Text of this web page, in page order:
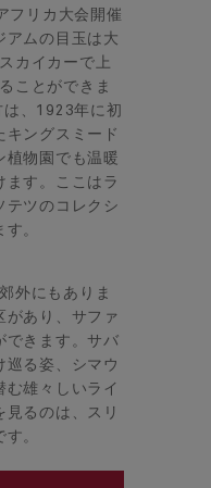
フリカ大会開催
アムの目玉は大
カイカーで上
ことができま
、1923年に初
キングスミード
植物園でも温暖
ます。ここはラ
テツのコレクシ
。
外にもありま
があり、サファ
できます。サバ
巡る姿、シマウ
む雄々しいライ
見るのは、スリ
。